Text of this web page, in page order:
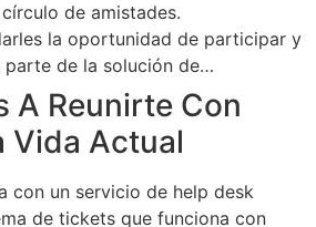
de amistades.
la oportunidad de participar y
de la solución de…
A Reunirte Con
Vida Actual
con un servicio de help desk
de tickets que funciona con